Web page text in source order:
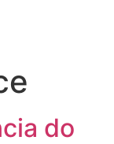
do